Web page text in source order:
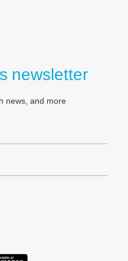
newsletter
news, and more